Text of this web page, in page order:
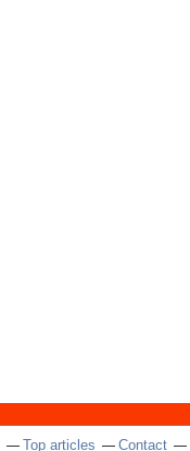
Top articles Contact